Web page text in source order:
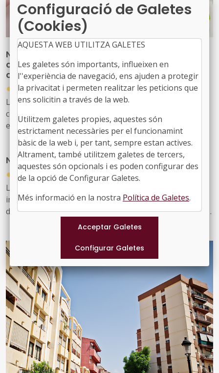
Nova publicació per reforçar les
competències del personal tècnic municipal
d’educació
●
31/07/2026
La Diputació de Barcelona ha editat la publicació ‘Marc
competencial del perfil tècnic municipal d’educació’, una
eina que defineix, ordena i enforteix el nou rol del
personal tècnic d’educació i el seu lideratge en el
desenvolupament i la gestió de les polítiques educatives
locals
Nou butlletí digital de l’FMC, el 934
●
31/07/2026
Les notícies sobre l'activitat de l'FMC, les recents
informacions d'interès per als governs locals, les
disposicions jurídiques noves i diversos actes d'agenda
us arriben amb aquest exemplar, el 934. També inclou
les notícies recents sobre fons europeus
Configuració de Galetes
(Cookies)
AQUESTA WEB UTILITZA GALETES
Les galetes són importants, influeixen en
l''experiència de navegació, ens ajuden a protegir
la privacitat i permeten realitzar les peticions que
ens solicitin a través de la web.
Utilitzem galetes propies, aquestes són
estrictament necessàries per el funcionamint
bàsic de la web i, per tant, sempre estan actives.
Altrament, també utilitzem galetes de tercers,
aquestes són opcionals i es poden configurar des
de la opció de Configurar Galetes.
Més informació en la nostra Política de Galetes.